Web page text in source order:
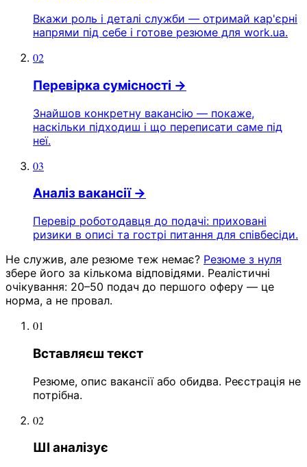
Вкажи роль і деталі служби — отримай кар'єрні
напрями під себе і готове резюме для work.ua.
02
Перевірка сумісності →
Знайшов конкретну вакансію — покаже,
наскільки підходиш і що переписати саме під
неї.
03
Аналіз вакансії→
Перевір роботодавця до подачі: приховані
ризики в описі та гострі питання для співбесіди.
Не служив, але резюме теж немає? Резюме з нуля
збере його за кількома відповідями. Реалістичні
очікування: 20–50 подач до першого оферу — це
норма, а не провал.
01
Вставляєш текст
Резюме, опис вакансії або обидва. Реєстрація не
потрібна.
02
ШІ аналізує